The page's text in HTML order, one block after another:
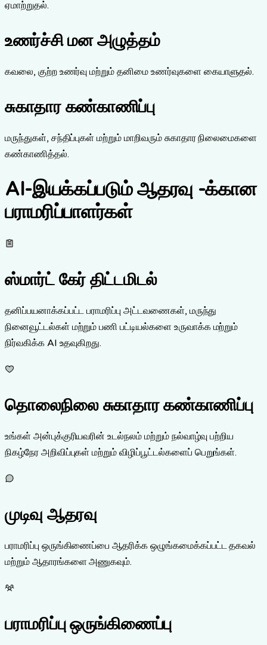
ஏமாற்றுதல்.
உணர்ச்சி மன அழுத்தம்
கவலை, குற்ற உணர்வு மற்றும் தனிமை உணர்வுகளை கையாளுதல்.
சுகாதார கண்காணிப்பு
மருந்துகள், சந்திப்புகள் மற்றும் மாறிவரும் சுகாதார நிலைமைகளை
கண்காணித்தல்.
AI-இயக்கப்படும் ஆதரவு -க்கான
பராமரிப்பாளர்கள்
ஸ்மார்ட் கேர் திட்டமிடல்
தனிப்பயனாக்கப்பட்ட பராமரிப்பு அட்டவணைகள், மருந்து
நினைவூட்டல்கள் மற்றும் பணி பட்டியல்களை உருவாக்க மற்றும்
நிர்வகிக்க AI உதவுகிறது.
தொலைநிலை சுகாதார கண்காணிப்பு
உங்கள் அன்புக்குரியவரின் உடல்நலம் மற்றும் நல்வாழ்வு பற்றிய
நிகழ்நேர அறிவிப்புகள் மற்றும் விழிப்பூட்டல்களைப் பெறுங்கள்.
முடிவு ஆதரவு
பராமரிப்பு ஒருங்கிணைப்பை ஆதரிக்க ஒழுங்கமைக்கப்பட்ட தகவல்
மற்றும் ஆதாரங்களை அணுகவும்.
பராமரிப்பு ஒருங்கிணைப்பு